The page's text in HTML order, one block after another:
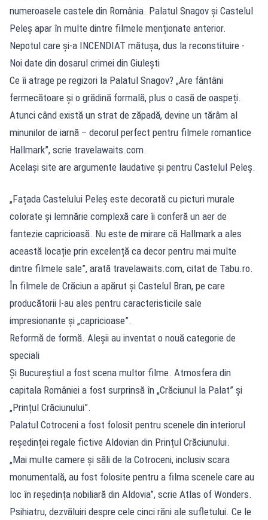
numeroasele castele din România. Palatul Snagov și Castelul
Peleș apar în multe dintre filmele menționate anterior.
Nepotul care și-a INCENDIAT mătușa, dus la reconstituire -
Noi date din dosarul crimei din Giulești
Ce îi atrage pe regizori la Palatul Snagov? „Are fântâni
fermecătoare și o grădină formală, plus o casă de oaspeți.
Atunci când există un strat de zăpadă, devine un tărâm al
minunilor de iarnă – decorul perfect pentru filmele romantice
Hallmark”, scrie travelawaits.com.
Același site are argumente laudative și pentru Castelul Peleș.
„Fațada Castelului Peleș este decorată cu picturi murale
colorate și lemnărie complexă care îi conferă un aer de
fantezie capricioasă. Nu este de mirare că Hallmark a ales
această locație prin excelență ca decor pentru mai multe
dintre filmele sale”, arată travelawaits.com, citat de Tabu.ro.
În filmele de Crăciun a apărut și Castelul Bran, pe care
producătorii l-au ales pentru caracteristicile sale
impresionante și „capricioase”.
Reformă de formă. Aleșii au inventat o nouă categorie de
speciali
Și Bucureștiul a fost scena multor filme. Atmosfera din
capitala României a fost surprinsă în „Crăciunul la Palat” și
„Prințul Crăciunului”.
Palatul Cotroceni a fost folosit pentru scenele din interiorul
reședinței regale fictive Aldovian din Prințul Crăciunului.
„Mai multe camere și săli de la Cotroceni, inclusiv scara
monumentală, au fost folosite pentru a filma scenele care au
loc în reședința nobiliară din Aldovia”, scrie Atlas of Wonders.
Psihiatru, dezvăluiri despre cele cinci răni ale sufletului. Ce le